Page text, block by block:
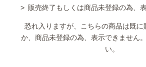
販売終了もしくは商品未登録の為、
恐れ入りますが、こちらの商品は既に
か、商品未登録の為、表示できません
い。